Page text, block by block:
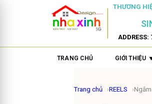
THƯƠNG
TRANG CHỦ GIỚI THIỆU
Trang chủ REELS